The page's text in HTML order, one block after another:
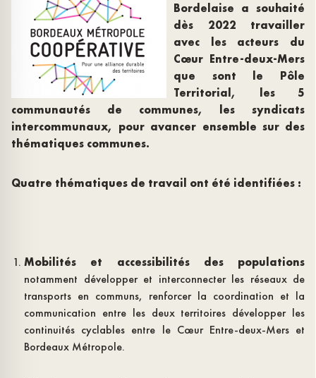
Bordelaise a souhaité
dès 2022 travailler
avec les acteurs du
Cœur Entre-deux-Mers
que sont le Pôle
Territorial, les 5
communautés de communes, les syndicats
intercommunaux, pour avancer ensemble sur des
thématiques communes.
Quatre thématiques de travail ont été identifiées :
Mobilités et accessibilités des populations
notamment développer et interconnecter les réseaux de
transports en communs, renforcer la coordination et la
communication entre les deux territoires développer les
continuités cyclables entre le Cœur Entre-deux-Mers et
Bordeaux Métropole.